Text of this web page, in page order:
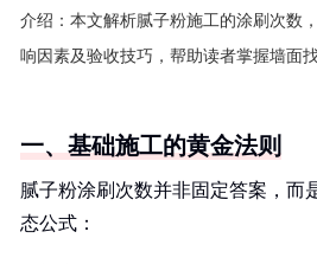
介绍： 本文解析腻子粉施工的涂刷次数
响因素及验收技巧，帮助读者掌握墙面
一、基础施工的黄金法则
腻子粉涂刷次数并非固定答案，而
态公式：